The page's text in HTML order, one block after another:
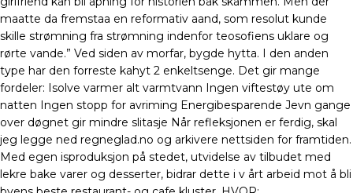
maatte da fremstaa en reformativ aand, som resolut kunde
skille strømning fra strømning indenfor teosofiens uklare og
rørte vande.” Ved siden av morfar, bygde hytta. I den anden
type har den forreste kahyt 2 enkeltsenge. Det gir mange
fordeler: Isolve varmer alt varmtvann Ingen viftestøy ute om
natten Ingen stopp for avriming Energibesparende Jevn gange
over døgnet gir mindre slitasje Når refleksjonen er ferdig, skal
jeg legge ned regneglad.no og arkivere nettsiden for framtiden.
Med egen isproduksjon på stedet, utvidelse av tilbudet med
lekre bake varer og desserter, bidrar dette i v årt arbeid mot å bli